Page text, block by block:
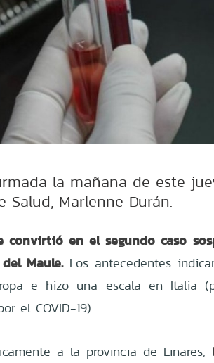
la mañana de este
Salud, Marlenne Durán.
convirtió en el segundo caso
Maule.Los antecedentes
e hizo una escala en Italia
el COVID-19).
a la provincia de Linares,